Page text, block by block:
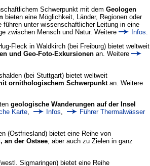
Schwerpunkt mit dem Geologen
bieten eine Möglichkeit, Länder, Regionen oder
unter wissenschaftlicher Leitung in eine
zwischen Mensch und Natur. Weitere
Infos
Fleck in Waldkirch (bei Freiburg) bietet weltweit
und Geo-Foto-Exkursionenan. Weitere
(bei Stuttgart) bietet weltweit
ornithologischem Schwerpunktan. Weitere
geologische Wanderungen auf der Insel
Karte, Infos,
Führer Thermalwässer
(Ostfriesland) bietet eine Reihe von
an der Ostsee, aber auch zu Zielen in ganz
Sigmaringen) bietet eine Reihe